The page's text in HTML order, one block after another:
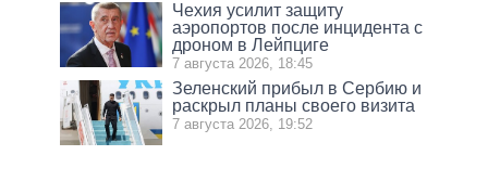
Чехия усилит защиту
аэропортов после инцидента с
дроном в Лейпциге
7 августа 2026, 18:45
Зеленский прибыл в Сербию и
раскрыл планы своего визита
7 августа 2026, 19:52